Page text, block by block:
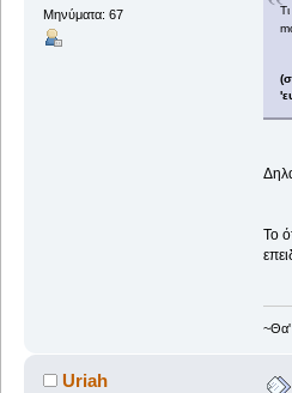
Μηνύματα: 67
Το
~Θα'
Uriah